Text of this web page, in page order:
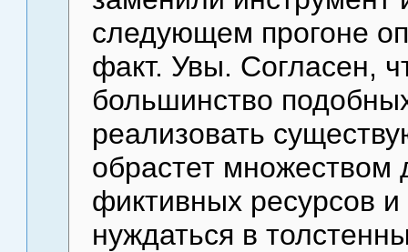
следующем прогоне
факт. Увы. Согласен,
большинство
реализовать
обрастет множеством
фиктивных ресурсов и
нуждаться в